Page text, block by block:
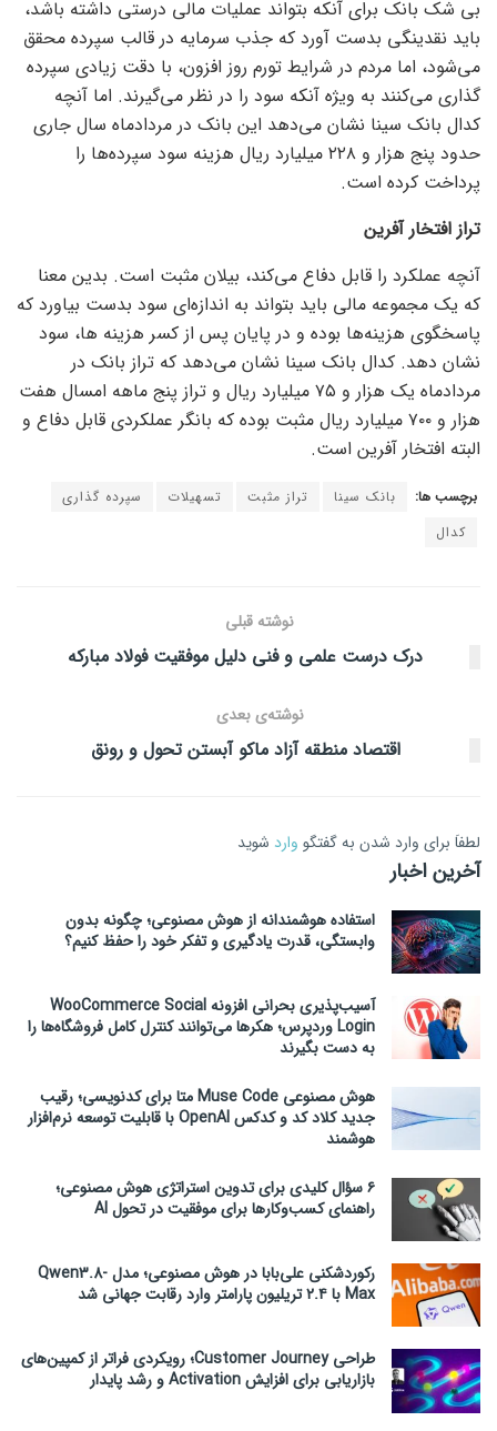
بی شک بانک برای آنکه بتواند عملیات مالی درستی داشته باشد،
باید نقدینگی بدست آورد که جذب سرمایه در قالب سپرده محقق
می‌شود، اما مردم در شرایط تورم روز افزون، با دقت زیادی سپرده
گذاری می‌کنند به ویژه آنکه سود را در نظر می‌گیرند. اما آنچه
کدال بانک سینا نشان می‌دهد این بانک در مردادماه سال جاری
حدود پنج هزار و ۲۲۸ میلیارد ریال هزینه سود سپرده‌ها را
پرداخت کرده است.
تراز افتخار آفرین
آنچه عملکرد را قابل دفاع می‌کند، بیلان مثبت است. بدین معنا
که یک مجموعه مالی باید بتواند به اندازه‌ای سود بدست بیاورد که
پاسخگوی هزینه‌ها بوده و در پایان پس از کسر هزینه ها، سود
نشان دهد. کدال بانک سینا نشان می‌دهد که تراز بانک در
مردادماه یک هزار و ۷۵ میلیارد ریال و تراز پنج ماهه امسال هفت
هزار و ۷۰۰ میلیارد ریال مثبت بوده که بانگر عملکردی قابل دفاع و
البته افتخار آفرین است.
برچسب ها: بانک سینا تراز مثبت تسهیلات
سپرده گذاری
کدال
نوشته قبلی
درک درست علمی و فنی دلیل موفقیت فولاد مبارکه
نوشته‌ی بعدی
اقتصاد منطقه آزاد ماکو آبستن تحول و رونق
لطفاَ برای وارد شدن به گفتگو وارد شوید
آخرین اخبار
استفاده هوشمندانه از هوش مصنوعی؛ چگونه بدون
وابستگی، قدرت یادگیری و تفکر خود را حفظ کنیم؟
آسیب‌پذیری بحرانی افزونه WooCommerce Social
Login وردپرس؛ هکرها می‌توانند کنترل کامل فروشگاه‌ها را
به دست بگیرند
هوش مصنوعی Muse Code متا برای کدنویسی؛ رقیب
جدید کلاد کد و کدکس OpenAI با قابلیت توسعه نرم‌افزار
هوشمند
۶ سؤال کلیدی برای تدوین استراتژی هوش مصنوعی؛
راهنمای کسب‌وکارها برای موفقیت در تحول AI
رکوردشکنی علی‌بابا در هوش مصنوعی؛ مدل Qwen3.8-
Max با ۲.۴ تریلیون پارامتر وارد رقابت جهانی شد
طراحی Customer Journey؛ رویکردی فراتر از کمپین‌های
بازاریابی برای افزایش Activation و رشد پایدار